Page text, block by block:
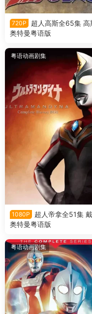
720P
超人高斯全65集 高
奥特曼粤语版
粤语动画剧集
1080P
超人帝拿全51集
奥特曼粤语版
粤语动画剧集